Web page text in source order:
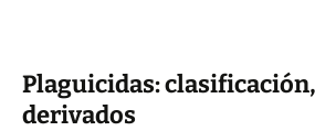
Plaguicidas:
derivados